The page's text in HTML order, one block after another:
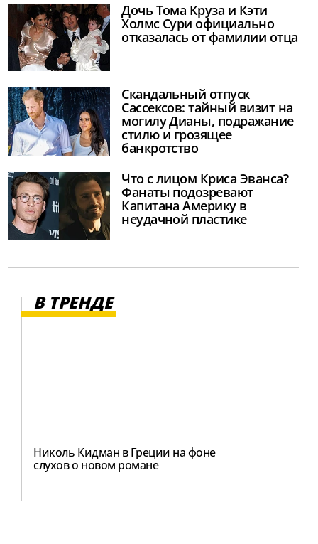
Дочь Тома Круза и Кэти
Холмс Сури официально
отказалась от фамилии отца
Скандальный отпуск
Сассексов: тайный визит на
могилу Дианы, подражание
стилю и грозящее
банкротство
Что с лицом Криса Эванса?
Фанаты подозревают
Капитана Америку в
неудачной пластике
В ТРЕНДЕ
Николь Кидман в Греции на фоне
слухов о новом романе